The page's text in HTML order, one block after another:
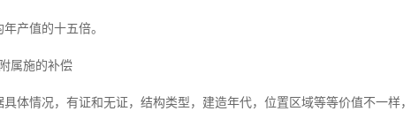
产值的十五倍。
属施的补偿
具体情况，有证和无证，结构类型，建造年代，位置区域等等价值不一样